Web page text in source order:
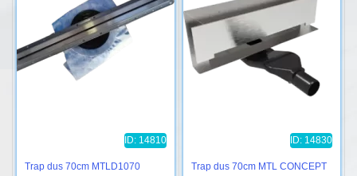
ID: 14810
Trap dus 70cm MTLD1070
ID: 14830
Trap dus 70cm MTL CONCEPT